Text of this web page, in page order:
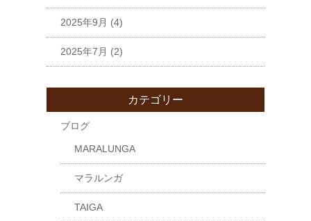
2025年9月 (4)
2025年7月 (2)
カテゴリー
ブログ
MARALUNGA
マラルンガ
TAIGA